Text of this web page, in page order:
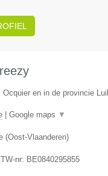
en in de provincie
| Google maps ▼
(Oost-Vlaanderen)
nr: BE0840295855